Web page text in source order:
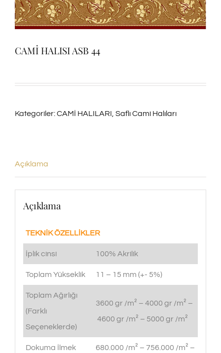
CAMİ HALISI ASB 44
Kategoriler:CAMİ HALILARI Saflı Cami Halıları
Açıklama
Açıklama
TEKNİK ÖZELLİKLER
İplik cinsi 100% Akrilik
Toplam Yükseklik 11 – 15 mm (+- 5%)
Toplam Ağırlığı
(Farklı
Seçeneklerde)
3600 gr /m² – 4000 gr /m² –
4600 gr /m² – 5000 gr /m²
Dokuma İlmek
680.000 /m² – 756.000 /m² –